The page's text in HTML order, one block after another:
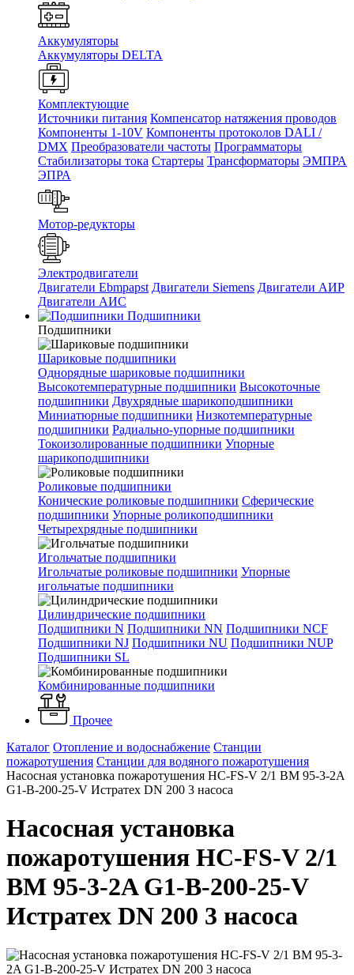
Аккумуляторы
Аккумуляторы DELTA
Комплектующие
Источники питания Компенсатор натяжения проводов
Компоненты 1-10V Компоненты протоколов DALI /
DMX Преобразователи частоты Программаторы
Стабилизаторы тока Стартеры Трансформаторы ЭМПРА
ЭПРА
Мотор-редукторы
Электродвигатели
Двигатели Ebmpapst Двигатели Siemens Двигатели АИР
Двигатели АИС
Подшипники
Подшипники
Шариковые подшипники
Однорядные шариковые подшипники
Высокотемпературные подшипники Высокоточные
подшипники Двухрядные шарикоподшипники
Миниатюрные подшипники Низкотемпературные
подшипники Радиально-упорные подшипники
Токоизолированные подшипники Упорные
шарикоподшипники
Роликовые подшипники
Конические роликовые подшипники Сферические
подшипники Упорные роликоподшипники
Четырехрядные подшипники
Игольчатые подшипники
Игольчатые роликовые подшипники Упорные
игольчатые подшипники
Цилиндрические подшипники
Подшипники N Подшипники NN Подшипники NCF
Подшипники NJ Подшипники NU Подшипники NUP
Подшипники SL
Комбинированные подшипники
Прочее
Каталог Отопление и водоснабжение Станции
пожаротушения Станции для водяного пожаротушения
Насосная установка пожаротушения HC-FS-V 2/1 BM 95-3-2A
G1-B-200-25-V Истратех DN 200 3 насоса
Насосная установка
пожаротушения HC-FS-V 2/1
BM 95-3-2A G1-B-200-25-V
Истратех DN 200 3 насоса